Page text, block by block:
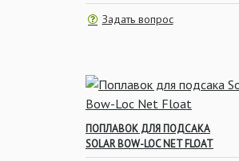
Задать вопрос
ПОПЛАВОК ДЛЯ ПОДСАКА
SOLAR BOW-LOC NET FLOAT